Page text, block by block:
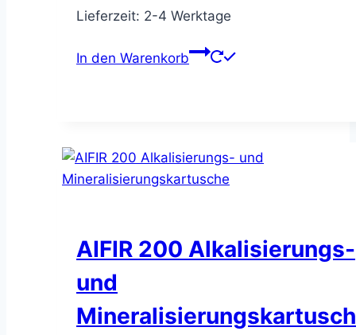
Lieferzeit: 2-4 Werktage
In den Warenkorb
AIFIR 200 Alkalisierungs-
und